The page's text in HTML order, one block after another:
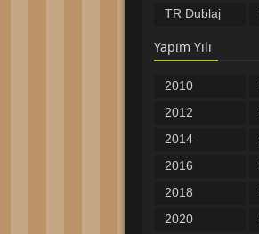
Filmleri
Savaş
Filmleri
Tarih
Filmler
TR Dublaj
Yapım Yılı
2010
Öncesi
2012
2014
2016
2018
2020